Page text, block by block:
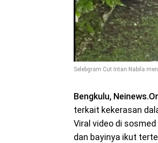
Selebgram Cut Intan Nabila
Bengkulu,
terkait kekerasan
Viral video di
dan bayinya ikut